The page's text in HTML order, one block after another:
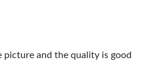
picture and the quality is good